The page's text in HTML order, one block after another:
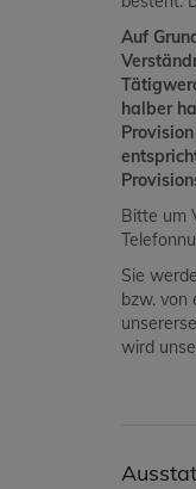
Auf
halber
Bitte um
Sie
bzw.
wird